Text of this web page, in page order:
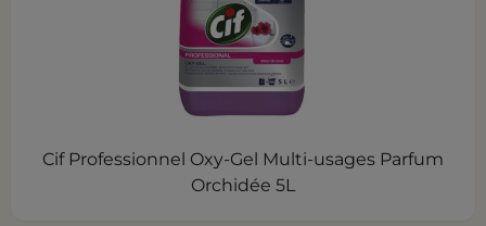
Cif Professionnel Oxy-Gel Multi-usages Parfum
Orchidée 5L